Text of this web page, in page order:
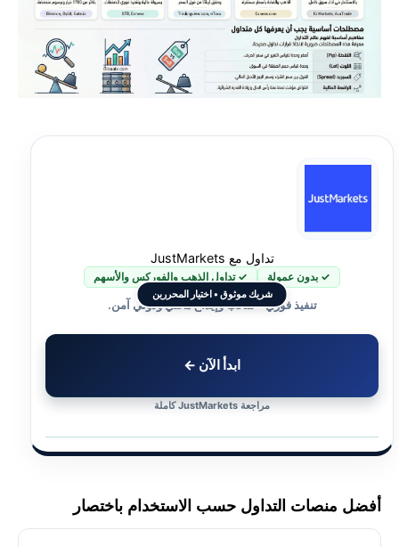
أفضل منصات التداول للمحترفين
ما الفرق بين منصة التداول والوسيط والبورصة؟
هل منصات التداول حلال؟
إخلاء المسؤولية وتنويه المخاطرشريك موثوق • اختيار المحررين
تداول مع JustMarkets
✓ بدون عمولة ✓ تداول الذهب والفوركس والأسهم
تنفيذ فوري • سحب وإيداع محلي ودولي آمن.
ابدأ الآن ←
مراجعة JustMarkets كاملة
أفضل منصات التداول حسب الاستخدام باختصار